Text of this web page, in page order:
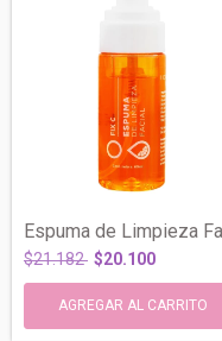
$21.182 $20.100